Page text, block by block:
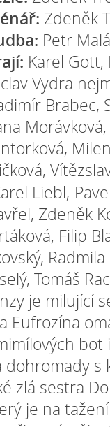
Zdeněk
Petr
Karel Gott,
Vydra
Brabec,
Liebl,
Zdeněk
Filip
Tomáš
je milující
Eufrozína
bot
dohromady s
zlá sestra
je na